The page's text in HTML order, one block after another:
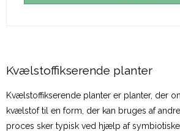
Kvælstoffikserende planter
Kvælstoffikserende planter er planter, der
kvælstof til en form, der kan bruges af
proces sker typisk ved hjælp af